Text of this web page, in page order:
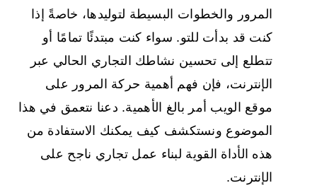
المرور والخطوات البسيطة لتوليدها، خاصةً إذا
كنت قد بدأت للتو. سواء كنت مبتدئًا تمامًا أو
تتطلع إلى تحسين نشاطك التجاري الحالي عبر
الإنترنت، فإن فهم أهمية حركة المرور على
موقع الويب أمر بالغ الأهمية. دعنا نتعمق في هذا
الموضوع ونستكشف كيف يمكنك الاستفادة من
هذه الأداة القوية لبناء عمل تجاري ناجح على
الإنترنت.